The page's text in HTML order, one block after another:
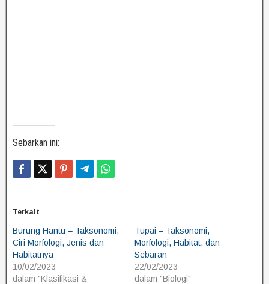
Sebarkan ini:
Terkait
Burung Hantu – Taksonomi,
Ciri Morfologi, Jenis dan
Habitatnya
10/02/2023
dalam "Klasifikasi &
Tupai – Taksonomi,
Morfologi, Habitat, dan
Sebaran
22/02/2023
dalam "Biologi"